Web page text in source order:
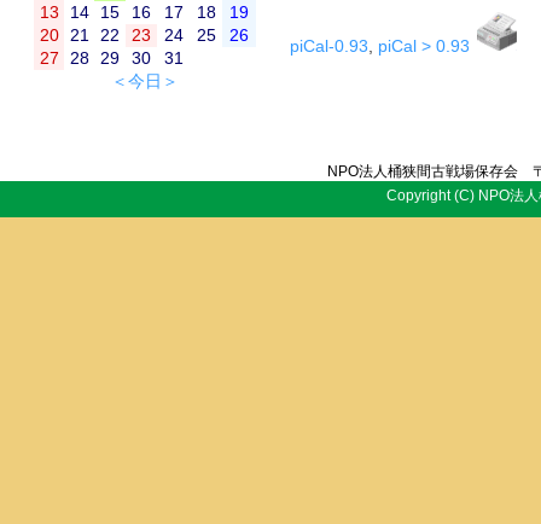
13
14 15 16 17 18
19
20
21 22 23 24 25
26
27
28 29 30
31
＜今日＞
piCal-0.93, piCal > 0.93
NPO法人桶狭間古戦場保存
Copyright (C) NPO法